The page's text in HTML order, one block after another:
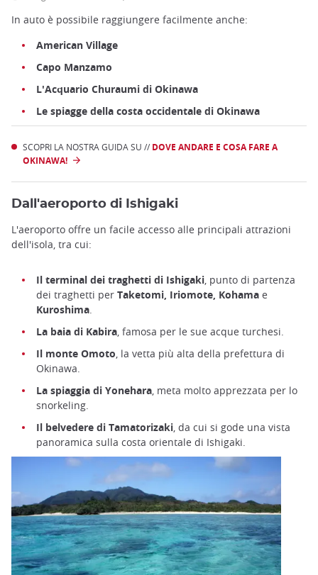
In auto è possibile raggiungere facilmente anche:
American Village
Capo Manzamo
L'Acquario Churaumi di Okinawa
Le spiagge della costa occidentale di Okinawa
SCOPRI LA NOSTRA GUIDA SU // DOVE ANDARE E COSA FARE A
OKINAWA!
Dall'aeroporto di Ishigaki
L'aeroporto offre un facile accesso alle principali attrazioni
dell'isola, tra cui:
Il terminal dei traghetti di Ishigaki , punto di partenza
dei traghetti per Taketomi, Iriomote, Kohama e
Kuroshima
La baia di Kabira , famosa per le sue acque turchesi.
Il monte Omoto , la vetta più alta della prefettura di
Okinawa.
La spiaggia di Yonehara , meta molto apprezzata per lo
snorkeling.
Il belvedere di Tamatorizaki , da cui si gode una vista
panoramica sulla costa orientale di Ishigaki.